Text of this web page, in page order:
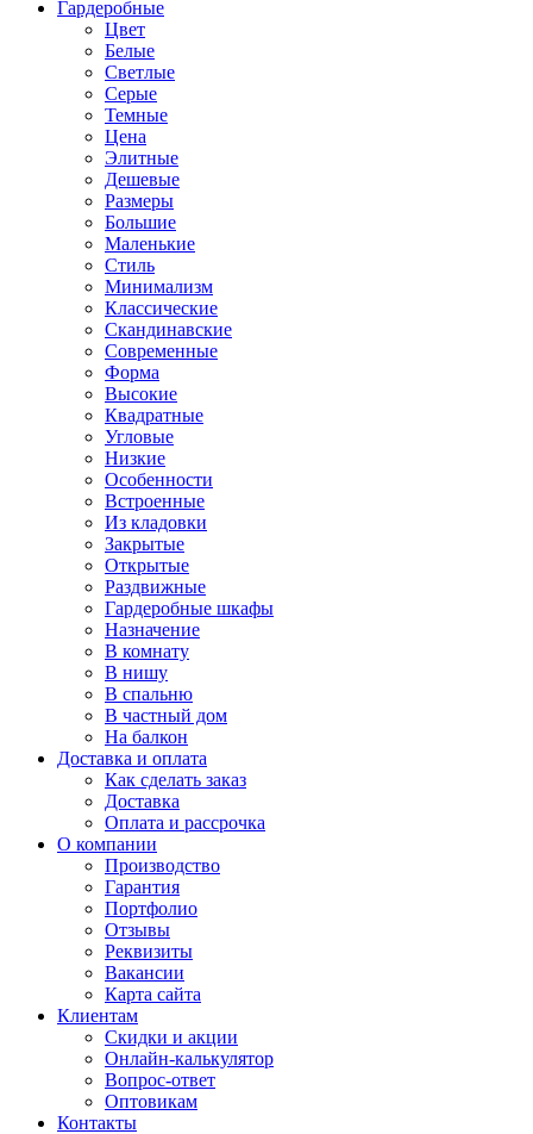
Гардеробные
Цвет
Белые
Светлые
Серые
Темные
Цена
Элитные
Дешевые
Размеры
Большие
Маленькие
Стиль
Минимализм
Классические
Скандинавские
Современные
Форма
Высокие
Квадратные
Угловые
Низкие
Особенности
Встроенные
Из кладовки
Закрытые
Открытые
Раздвижные
Гардеробные шкафы
Назначение
В комнату
В нишу
В спальню
В частный дом
На балкон
Доставка и оплата
Как сделать заказ
Доставка
Оплата и рассрочка
О компании
Производство
Гарантия
Портфолио
Отзывы
Реквизиты
Вакансии
Карта сайта
Клиентам
Скидки и акции
Онлайн-калькулятор
Вопрос-ответ
Оптовикам
Контакты